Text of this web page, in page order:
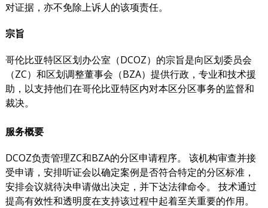
对证据，亦不免除上诉人的该项责任。
宗旨
哥伦比亚特区区划办公室（DCOZ）的宗旨是向区划委员会
（ZC）和区划调整董事会（BZA）提供行政，专业和技术援
助，以支持他们在哥伦比亚特区内对本区分区事务的监督和
裁决。
服务概要
DCOZ负责管理ZC和BZA的分区申请程序。 该机构审查并接
受申请，安排听证会以确定案例是否符合特定的分区标准，
安排会议就待决申请做出决定，并下达法律命令。 技术通过
提高有效性和透明度在支持该过程中起着至关重要的作用。